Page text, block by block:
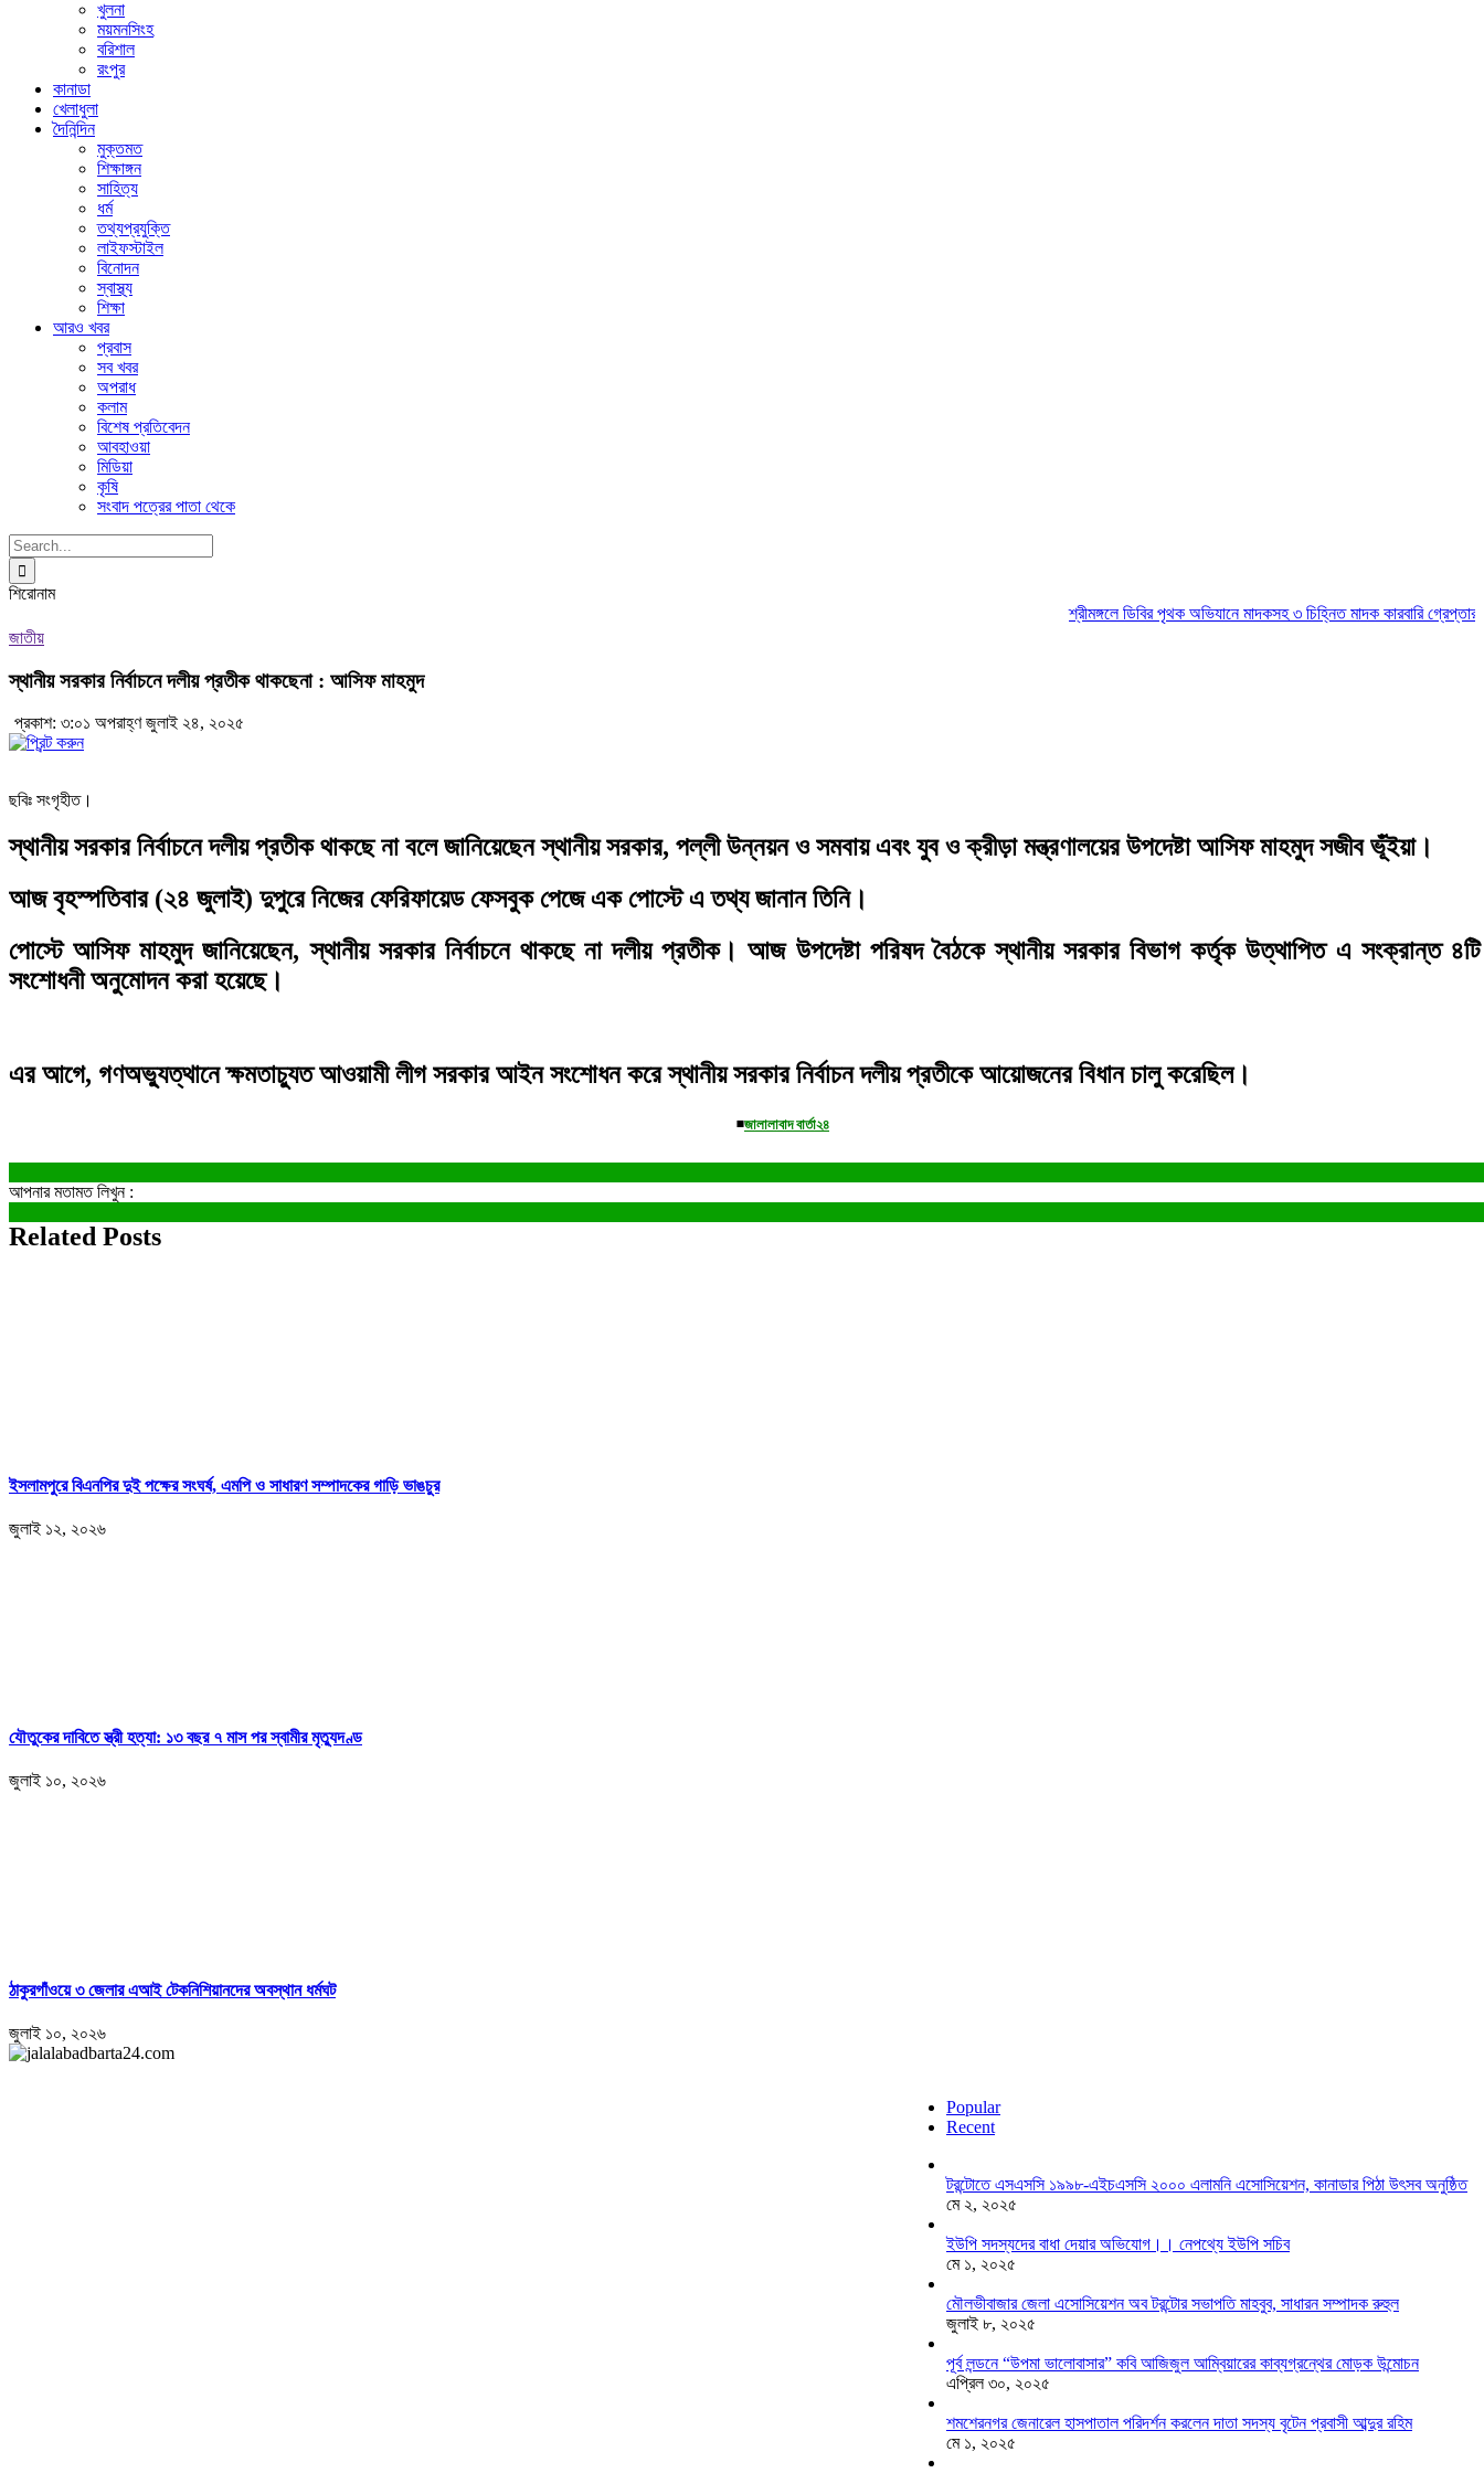
খুলনা
ময়মনসিংহ
বরিশাল
রংপুর
কানাডা
খেলাধুলা
দৈনিন্দিন
মুক্তমত
শিক্ষাঙ্গন
সাহিত্য
ধর্ম
তথ্যপ্রযুক্তি
লাইফস্টাইল
বিনোদন
স্বাস্থ্য
শিক্ষা
আরও খবর
প্রবাস
সব খবর
অপরাধ
কলাম
বিশেষ প্রতিবেদন
আবহাওয়া
মিডিয়া
কৃষি
সংবাদ পত্রের পাতা থেকে
Search
for:
শিরোনাম
শ্রীমঙ্গলে ডিবির পৃথক অভিযানে মাদকসহ ৩ চিহ্নিত মাদক কারবারি গ্রেপ্তার
জাতীয়
স্থানীয় সরকার নির্বাচনে দলীয় প্রতীক থাকছেনা : আসিফ মাহমুদ
প্রকাশ: ৩:০১ অপরাহ্ণ জুলাই ২৪, ২০২৫
ছবিঃ সংগৃহীত।
স্থানীয় সরকার নির্বাচনে দলীয় প্রতীক থাকছে না বলে জানিয়েছেন স্থানীয় সরকার, পল্লী উন্নয়ন ও সমবায় এবং যুব ও ক্রীড়া মন্ত্রণালয়ের উপদেষ্টা আসিফ মাহমুদ সজীব ভূঁইয়া।
আজ বৃহস্পতিবার (২৪ জুলাই) দুপুরে নিজের ফেরিফায়েড ফেসবুক পেজে এক পোস্টে এ তথ্য জানান তিনি।
পোস্টে আসিফ মাহমুদ জানিয়েছেন, স্থানীয় সরকার নির্বাচনে থাকছে না দলীয় প্রতীক। আজ উপদেষ্টা পরিষদ বৈঠকে স্থানীয় সরকার বিভাগ কর্তৃক উত্থাপিত এ সংক্রান্ত
সংশোধনী অনুমোদন করা হয়েছে।
এর আগে, গণঅভ্যুত্থানে ক্ষমতাচ্যুত আওয়ামী লীগ সরকার আইন সংশোধন করে স্থানীয় সরকার নির্বাচন দলীয় প্রতীকে আয়োজনের বিধান চালু করেছিল।
◾জালালাবাদ বার্তা২৪
আপনার মতামত লিখুন :
Related Posts
ইসলামপুরে বিএনপির দুই পক্ষের সংঘর্ষ, এমপি ও সাধারণ সম্পাদকের গাড়ি ভাঙচুর
জুলাই ১২, ২০২৬
যৌতুকের দাবিতে স্ত্রী হত্যা: ১৩ বছর ৭ মাস পর স্বামীর মৃত্যুদণ্ড
জুলাই ১০, ২০২৬
ঠাকুরগাঁওয়ে ৩ জেলার এআই টেকনিশিয়ানদের অবস্থান ধর্মঘট
জুলাই ১০, ২০২৬
Popular
Recent
টরন্টোতে এসএসসি ১৯৯৮-এইচএসসি ২০০০ এলামনি এসোসিয়েশন, কানাডার পিঠা উৎসব অনুষ্ঠিত
মে ২, ২০২৫
ইউপি সদস্যদের বাধা দেয়ার অভিযোগ।। নেপথ্যে ইউপি সচিব
মে ১, ২০২৫
মৌলভীবাজার জেলা এসোসিয়েশন অব টরন্টোর সভাপতি মাহবুব, সাধারন সম্পাদক রুহুল
জুলাই ৮, ২০২৫
পূর্ব লন্ডনে “উপমা ভালোবাসার” কবি আজিজুল আম্বিয়ারের কাব্যগ্রন্থের মোড়ক উন্মোচন
এপ্রিল ৩০, ২০২৫
শমশেরনগর জেনারেল হাসপাতাল পরিদর্শন করলেন দাতা সদস্য বৃটেন প্রবাসী আব্দুর রহিম
মে ১, ২০২৫